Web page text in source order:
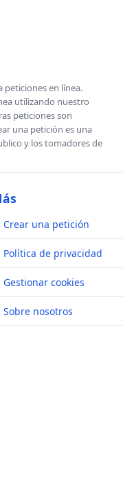
en línea.
utilizando nuestro
peticiones son
una petición es una
y los tomadores de
Crear una petición
Política de privacidad
Gestionar cookies
Sobre nosotros